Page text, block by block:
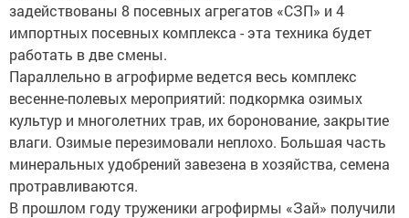
задействованы 8 посевных агрегатов «СЗП» и 4
импортных посевных комплекса - эта техника будет
работать в две смены.
Параллельно в агрофирме ведется весь комплекс
весенне-полевых мероприятий: подкормка озимых
культур и многолетних трав, их боронование, закрытие
влаги. Озимые перезимовали неплохо. Большая часть
минеральных удобрений завезена в хозяйства, семена
протравливаются.
В прошлом году труженики агрофирмы «Зай» получили